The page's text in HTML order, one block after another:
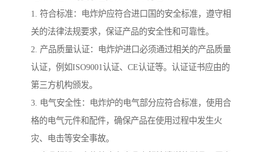
1. 符合标准：电炸炉应符合进口国的安全标准，遵守相
关的法律法规要求，保证产品的安全性和可靠性。
2. 产品质量认证：电炸炉进口必须通过相关的产品质量
认证，例如ISO9001认证、CE认证等。认证证书应由的
第三方机构颁发。
3. 电气安全性：电炸炉的电气部分应符合标准，使用合
格的电气元件和配件，确保产品在使用过程中发生火
灾、电击等安全事故。